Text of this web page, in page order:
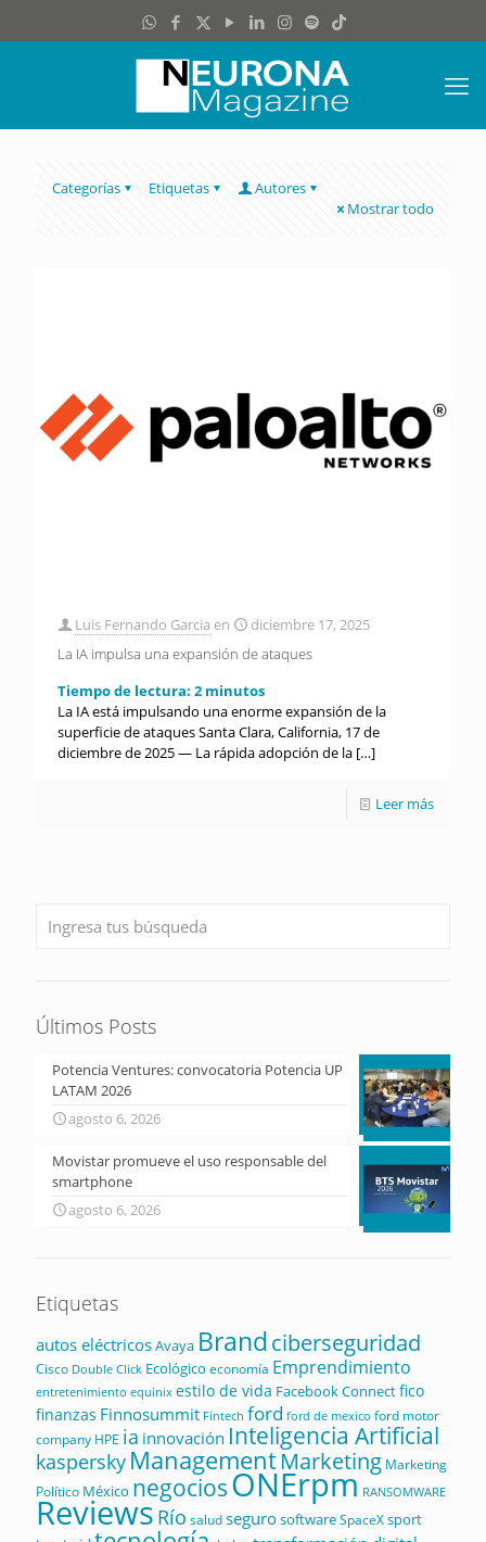
Categorías Etiquetas
Autores
Mostrar todo
Luis Fernando Garcia en
diciembre 17, 2025
La IA impulsa una expansión de ataques
Tiempo de lectura: 2 minutos
La IA está impulsando una enorme expansión de la
superficie de ataques Santa Clara, California, 17 de
diciembre de 2025 — La rápida adopción de la […]
Leer más
Últimos Posts
Potencia Ventures: convocatoria Potencia UP
LATAM 2026
agosto 6, 2026
Movistar promueve el uso responsable del
smartphone
agosto 6, 2026
Etiquetas
autos eléctricosAvaya Brandciberseguridad
Cisco Double Click Ecológico economía Emprendimiento
entretenimiento equinix estilo de vida Facebook Connectfico
finanzas Finnosummit Fintech ford ford de mexico ford motor
company HPE ia innovación Inteligencia Artificial
kaspersky ManagementMarketing Marketing
Político México negociosONErpm RANSOMWARE
Reviews Río saludsegurosoftwareSpaceXsport